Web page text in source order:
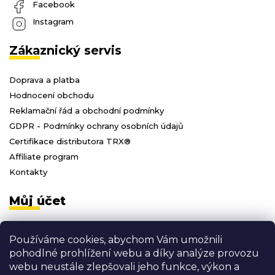
Používáme cookies, abychom Vám umožnili
pohodlné prohlížení webu a díky analýze provozu
webu neustále zlepšovali jeho funkce, výkon a
Facebook
Instagram
Zákaznický servis
Doprava a platba
Hodnocení obchodu
Reklamační řád a obchodní podmínky
GDPR - Podmínky ochrany osobních údajů
Certifikace distributora TRX®
Affiliate program
Kontakty
Můj účet
Registrace
Moje objednávky